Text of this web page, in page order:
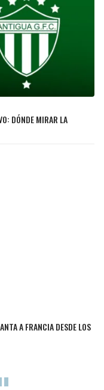
DÓNDE MIRAR LA
A FRANCIA DESDE LOS